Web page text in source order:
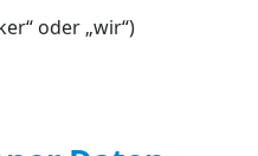
oder „wir“)